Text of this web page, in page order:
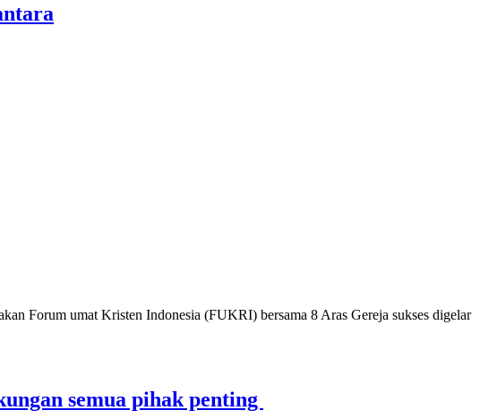
Forum umat Kristen Indonesia (FUKRI) bersama 8 Aras Gereja sukses digelar
semua pihak penting